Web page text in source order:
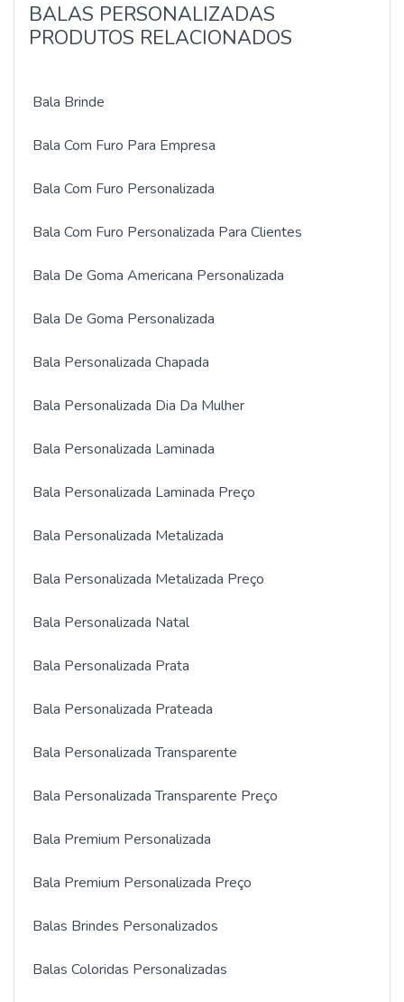
BALAS PERSONALIZADAS
PRODUTOS RELACIONADOS
Bala Brinde
Bala Com Furo Para Empresa
Bala Com Furo Personalizada
Bala Com Furo Personalizada Para Clientes
Bala De Goma Americana Personalizada
Bala De Goma Personalizada
Bala Personalizada Chapada
Bala Personalizada Dia Da Mulher
Bala Personalizada Laminada
Bala Personalizada Laminada Preço
Bala Personalizada Metalizada
Bala Personalizada Metalizada Preço
Bala Personalizada Natal
Bala Personalizada Prata
Bala Personalizada Prateada
Bala Personalizada Transparente
Bala Personalizada Transparente Preço
Bala Premium Personalizada
Bala Premium Personalizada Preço
Balas Brindes Personalizados
Balas Coloridas Personalizadas